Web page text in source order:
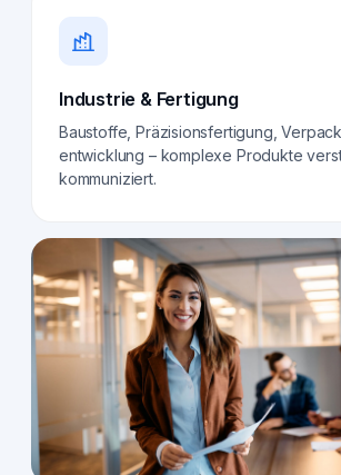
Industrie & Fertigung
Baustoffe, Präzisionsfertigung,
entwicklung – komplexe Produkte
kommuniziert.